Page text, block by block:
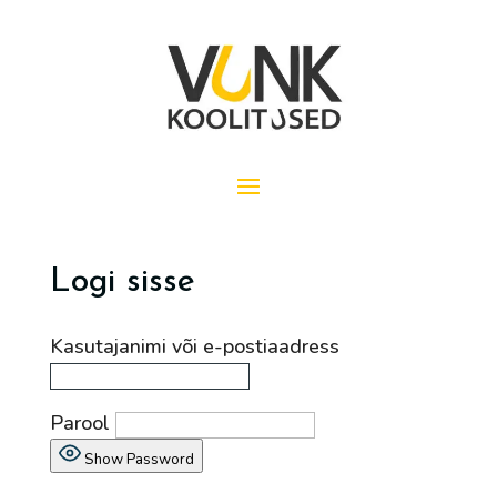
Logi sisse
Kasutajanimi või e-postiaadress
Parool
Show Password